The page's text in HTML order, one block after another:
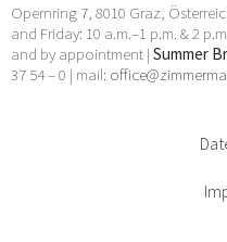
Opernring 7, 8010 Graz,
and Friday: 10 a.m.–1 p.m. & 2
and by appointment | Summer
37 54 – 0 | mail: